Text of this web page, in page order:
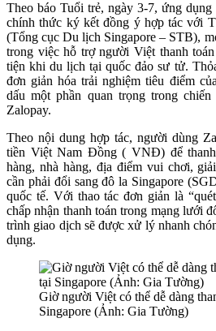
Theo báo Tuổi trẻ, ngày 3-7, ứng
chính thức ký kết đồng ý hợp tác với
(Tổng cục Du lịch Singapore – STB),
trong việc hỗ trợ người Việt thanh
tiện khi du lịch tại quốc đảo sư tử.
đơn giản hóa trải nghiệm tiêu điểm
dấu một phần quan trọng trong
Zalopay.
Theo nội dung hợp tác, người dùng
tiền Việt Nam Đồng ( VNĐ) để
hàng, nhà hàng, địa điểm vui chơi,
cần phải đổi sang đô la Singapore
quốc tế. Với thao tác đơn giản là
chấp nhận thanh toán trong mạng lưới
trình giao dịch sẽ được xử lý nhanh
dụng.
Giờ người Việt có thể dễ dàng
Singapore (Ảnh: Gia Tường)